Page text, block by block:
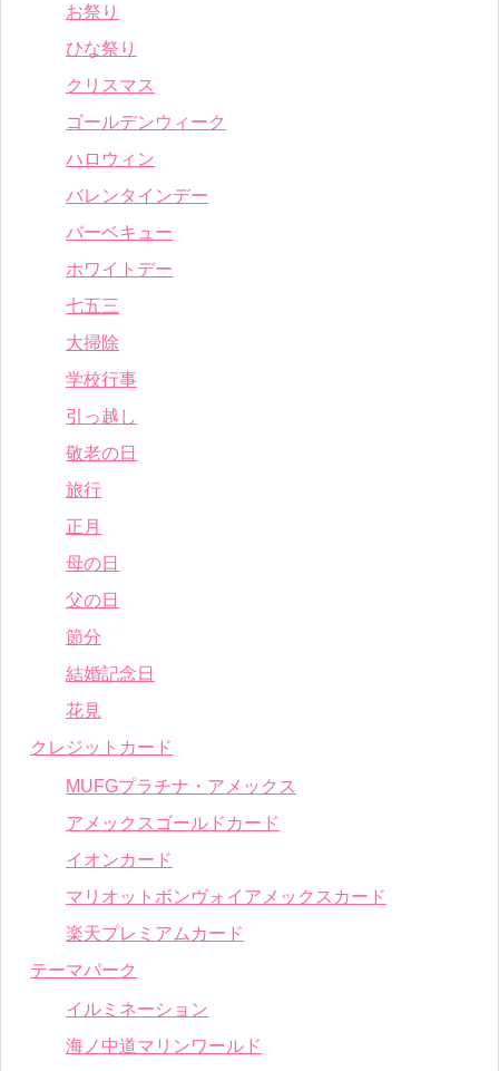
お祭り
ひな祭り
クリスマス
ゴールデンウィーク
ハロウィン
バレンタインデー
バーベキュー
ホワイトデー
七五三
大掃除
学校行事
引っ越し
敬老の日
旅行
正月
母の日
父の日
節分
結婚記念日
花見
クレジットカード
MUFGプラチナ・アメックス
アメックスゴールドカード
イオンカード
マリオットボンヴォイアメックスカード
楽天プレミアムカード
テーマパーク
イルミネーション
海ノ中道マリンワールド